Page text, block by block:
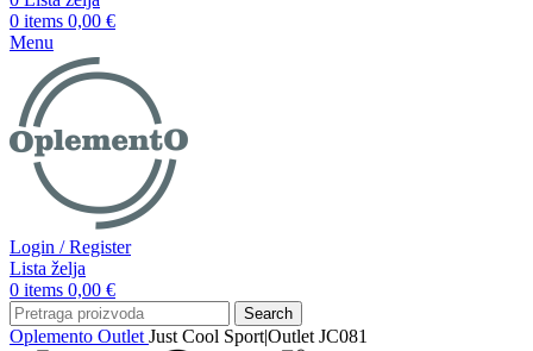
0 items 0,00 €
Menu
Login / Register
Lista želja
0 items 0,00 €
Search
Oplemento Outlet Just Cool Sport|Outlet JC081